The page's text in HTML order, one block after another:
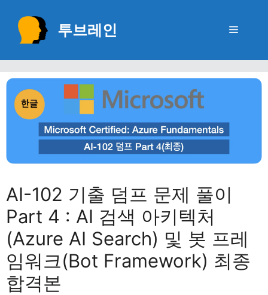
content
투브레인 Menu
AI-102 기출 덤프 문제 풀이
Part 4 : AI 검색 아키텍처
(Azure AI Search) 및 봇 프레
임워크(Bot Framework) 최종
합격본